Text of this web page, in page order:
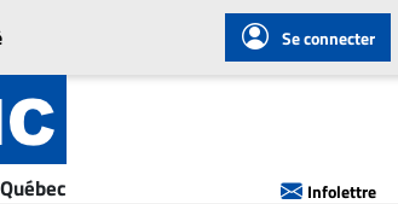
Se connecter
Infolettre